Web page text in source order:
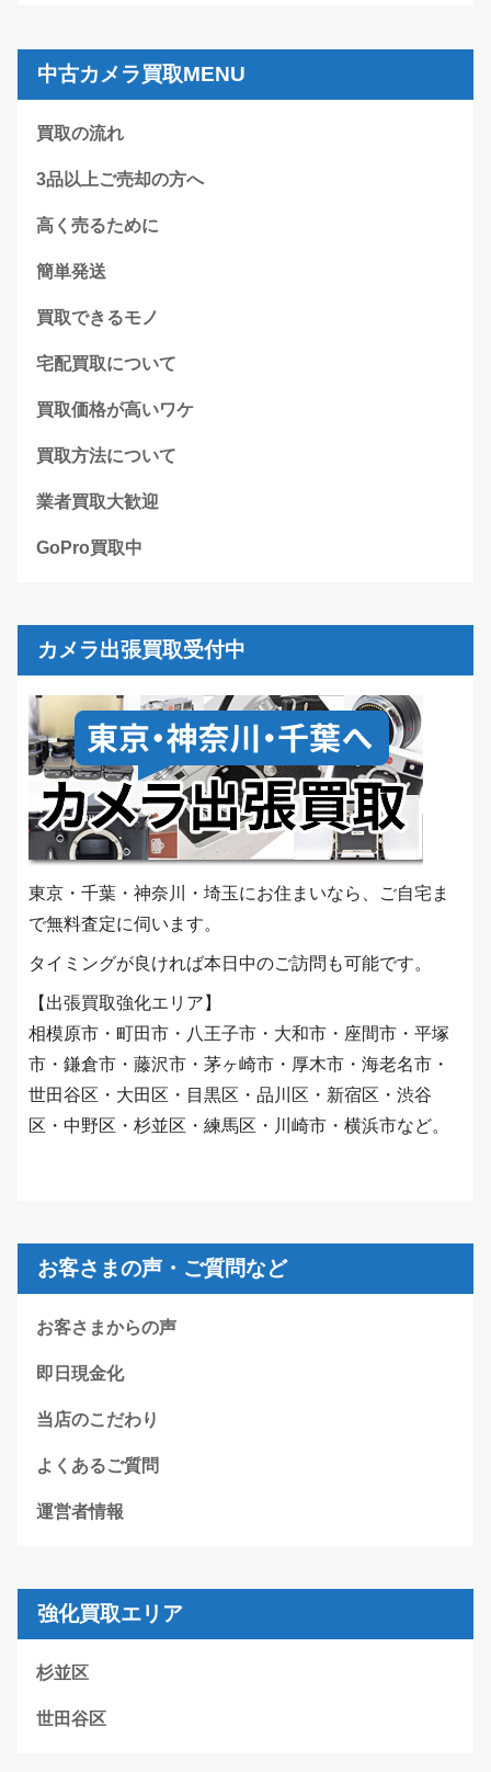
中古カメラ買取MENU
買取の流れ
3品以上ご売却の方へ
高く売るために
簡単発送
買取できるモノ
宅配買取について
買取価格が高いワケ
買取方法について
業者買取大歓迎
GoPro買取中
カメラ出張買取受付中
東京・千葉・神奈川・埼玉にお住まいなら、ご自宅ま
で無料査定に伺います。
タイミングが良ければ本日中のご訪問も可能です。
【出張買取強化エリア】
相模原市・町田市・八王子市・大和市・座間市・平塚
市・鎌倉市・藤沢市・茅ヶ崎市・厚木市・海老名市・
世田谷区・大田区・目黒区・品川区・新宿区・渋谷
区・中野区・杉並区・練馬区・川崎市・横浜市など。
お客さまの声・ご質問など
お客さまからの声
即日現金化
当店のこだわり
よくあるご質問
運営者情報
強化買取エリア
杉並区
世田谷区